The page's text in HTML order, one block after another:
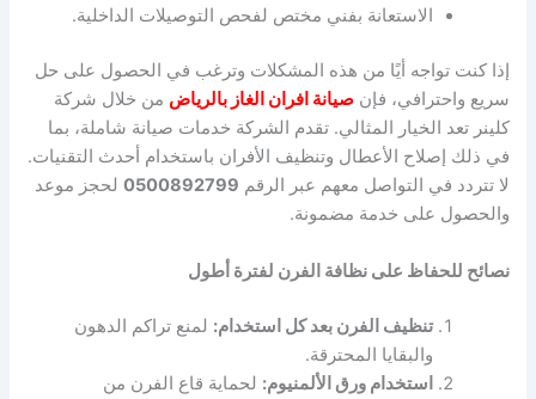
الاستعانة بفني مختص لفحص التوصيلات الداخلية.
إذا كنت تواجه أيًا من هذه المشكلات وترغب في الحصول على حل
سريع واحترافي، فإنصيانة افران الغاز بالرياض من خلال شركة
كلينر تعد الخيار المثالي. تقدم الشركة خدمات صيانة شاملة، بما
في ذلك إصلاح الأعطال وتنظيف الأفران باستخدام أحدث التقنيات.
لا تتردد في التواصل معهم عبر الرقم 0500892799 لحجز موعد
والحصول على خدمة مضمونة.
نصائح للحفاظ على نظافة الفرن لفترة أطول
تنظيف الفرن بعد كل استخدام: لمنع تراكم الدهون
والبقايا المحترقة.
استخدام ورق الألمنيوم: لحماية قاع الفرن من